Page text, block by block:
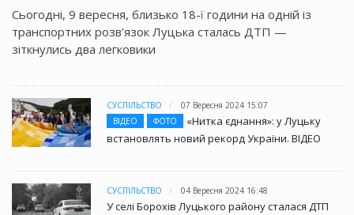
Сьогодні, 9 вересня, близько 18-ї години на одній із
транспортних розв’язок Луцька сталась ДТП —
зіткнулись два легковики
СУСПІЛЬСТВО
07 Вересня 2024 15:07
ВІДЕО
ФОТО
«Нитка єднання»: у Луцьку
встановлять новий рекорд України. ВІДЕО
СУСПІЛЬСТВО 04 Вересня 2024 16:48
У селі Борохів Луцького району сталася ДТП